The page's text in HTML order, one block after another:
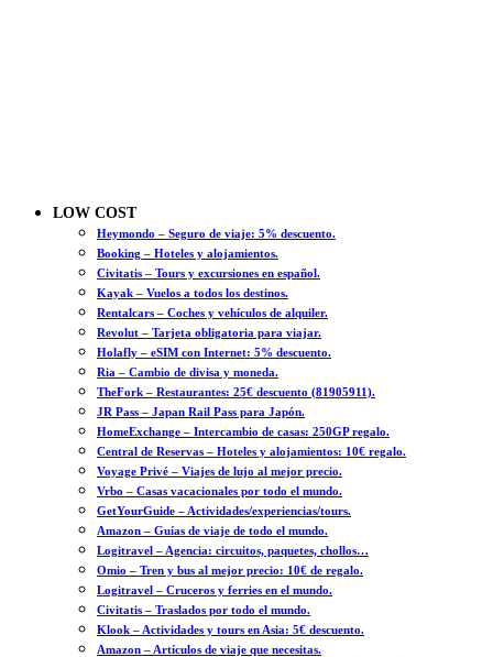
LOW COST
Heymondo – Seguro de viaje: 5% descuento.
Booking – Hoteles y alojamientos.
Civitatis – Tours y excursiones en español.
Kayak – Vuelos a todos los destinos.
Rentalcars – Coches y vehículos de alquiler.
Revolut – Tarjeta obligatoria para viajar.
Holafly – eSIM con Internet: 5% descuento.
Ria – Cambio de divisa y moneda.
TheFork – Restaurantes: 25€ descuento (81905911).
JR Pass – Japan Rail Pass para Japón.
HomeExchange – Intercambio de casas: 250GP regalo.
Central de Reservas – Hoteles y alojamientos: 10€ regalo.
Voyage Privé – Viajes de lujo al mejor precio.
Vrbo – Casas vacacionales por todo el mundo.
GetYourGuide – Actividades/experiencias/tours.
Amazon – Guías de viaje de todo el mundo.
Logitravel – Agencia: circuitos, paquetes, chollos…
Omio – Tren y bus al mejor precio: 10€ de regalo.
Logitravel – Cruceros y ferries en el mundo.
Civitatis – Traslados por todo el mundo.
Klook – Actividades y tours en Asia: 5€ descuento.
Amazon – Artículos de viaje que necesitas.